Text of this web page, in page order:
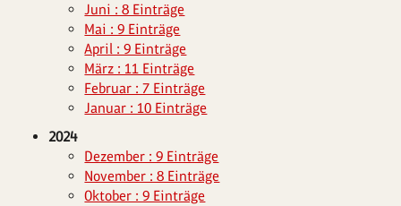
Juni : 8 Einträge
Mai : 9 Einträge
April : 9 Einträge
März : 11 Einträge
Februar : 7 Einträge
Januar : 10 Einträge
2024
Dezember : 9 Einträge
November : 8 Einträge
Oktober : 9 Einträge